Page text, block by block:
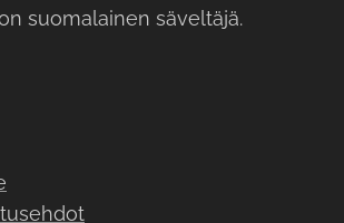
suomalainen säveltäjä.